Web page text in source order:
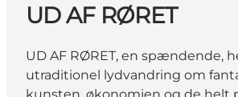
UD AF RØRET
UD AF RØRET, en spændende,
utraditionel lydvandring om